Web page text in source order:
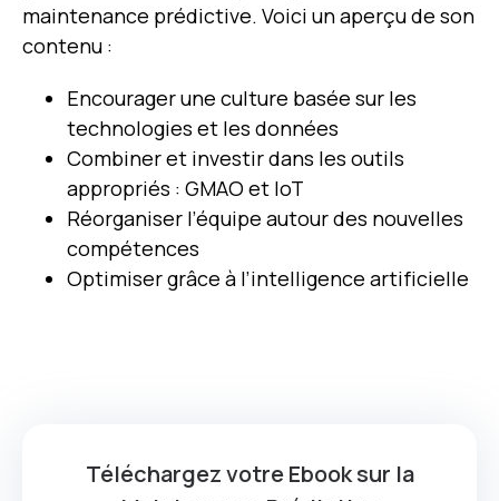
maintenance prédictive. Voici un aperçu de son
contenu :
Encourager une culture basée sur les
technologies et les données
Combiner et investir dans les outils
appropriés : GMAO et IoT
Réorganiser l’équipe autour des nouvelles
compétences
Optimiser grâce à l’intelligence artificielle
Téléchargez votre Ebook sur la